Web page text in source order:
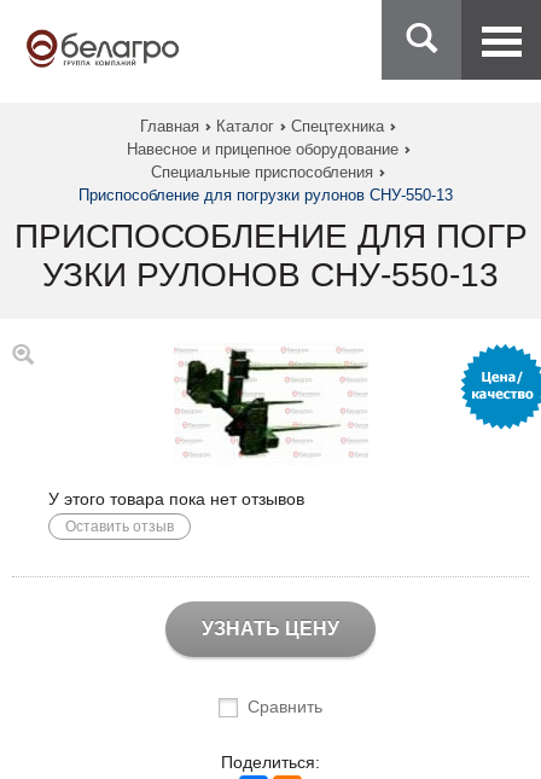
Главная Каталог
Спецтехника
Навесное и прицепное оборудование
Специальные приспособления
Приспособление для погрузки рулонов СНУ-550-13
ПРИСПОСОБЛЕНИЕ ДЛЯ ПОГР
УЗКИ РУЛОНОВ СНУ-550-13
У этого товара пока нет отзывов
Оставить отзыв
УЗНАТЬ ЦЕНУ
Сравнить
Поделиться: